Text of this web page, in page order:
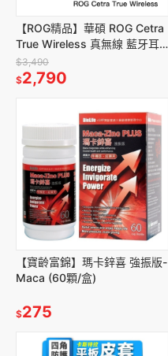
【ROG精品】華碩 ROG Cetra
True Wireless 真無線 藍牙耳
機
$3,490
$2,790
【寶齡富錦】瑪卡鋅喜 強振版-
Maca (60顆/盒)
$275